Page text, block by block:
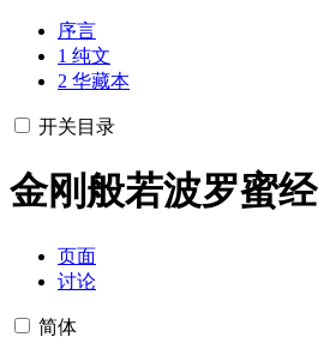
序言
1 纯文
2 华藏本
开关目录
金刚般若波罗蜜经
页面
讨论
简体